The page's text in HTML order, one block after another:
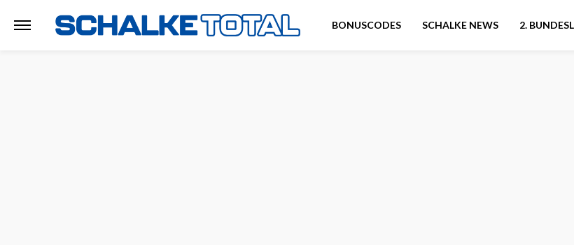
BONUSCODES SCHALKE NEWS 2.